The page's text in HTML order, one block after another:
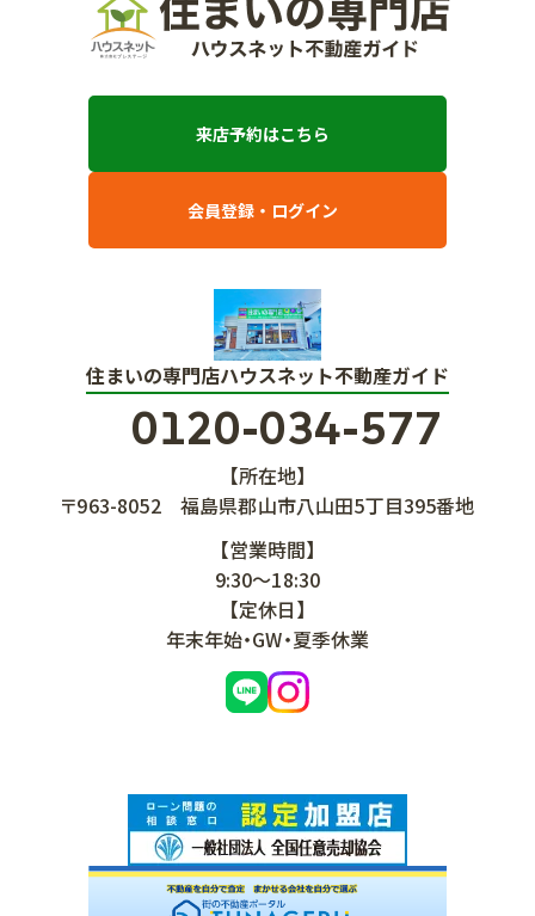
来店予約はこちら
会員登録・ログイン
住まいの専門店ハウスネット不動産ガイド
0120-034-577
【所在地】
〒963-8052
福島県郡山市八山田5丁目395番地
【営業時間】
9:30～18:30
【定休日】
年末年始・GW・夏季休業